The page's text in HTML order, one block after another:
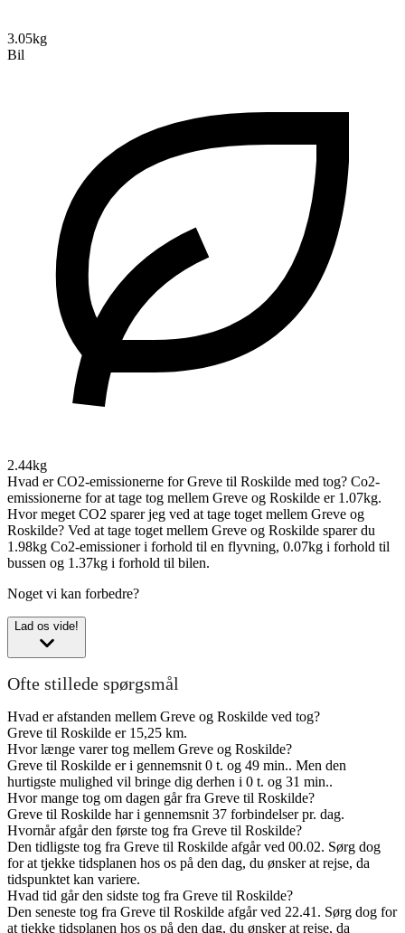
3.05kg
Bil
2.44kg
Hvad er CO2-emissionerne for Greve til Roskilde med tog? Co2-
emissionerne for at tage tog mellem Greve og Roskilde er 1.07kg.
Hvor meget CO2 sparer jeg ved at tage toget mellem Greve og
Roskilde? Ved at tage toget mellem Greve og Roskilde sparer du
1.98kg Co2-emissioner i forhold til en flyvning, 0.07kg i forhold til
bussen og 1.37kg i forhold til bilen.
Noget vi kan forbedre?
Lad os vide!
Ofte stillede spørgsmål
Hvad er afstanden mellem Greve og Roskilde ved tog?
Greve til Roskilde er 15,25 km.
Hvor længe varer tog mellem Greve og Roskilde?
Greve til Roskilde er i gennemsnit 0 t. og 49 min.. Men den
hurtigste mulighed vil bringe dig derhen i 0 t. og 31 min..
Hvor mange tog om dagen går fra Greve til Roskilde?
Greve til Roskilde har i gennemsnit 37 forbindelser pr. dag.
Hvornår afgår den første tog fra Greve til Roskilde?
Den tidligste tog fra Greve til Roskilde afgår ved 00.02. Sørg dog
for at tjekke tidsplanen hos os på den dag, du ønsker at rejse, da
tidspunktet kan variere.
Hvad tid går den sidste tog fra Greve til Roskilde?
Den seneste tog fra Greve til Roskilde afgår ved 22.41. Sørg dog for
at tjekke tidsplanen hos os på den dag, du ønsker at rejse, da